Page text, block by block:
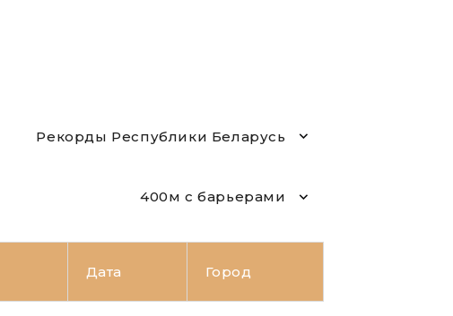
Рекорды Республики Беларусь
400м с барьерами
Дата Город